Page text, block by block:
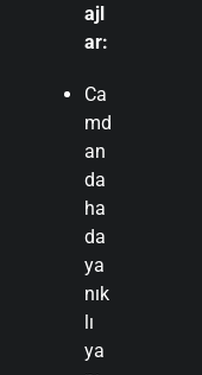
ajl
ar:
Ca
md
an
da
ha
da
ya
nık
lı
ya